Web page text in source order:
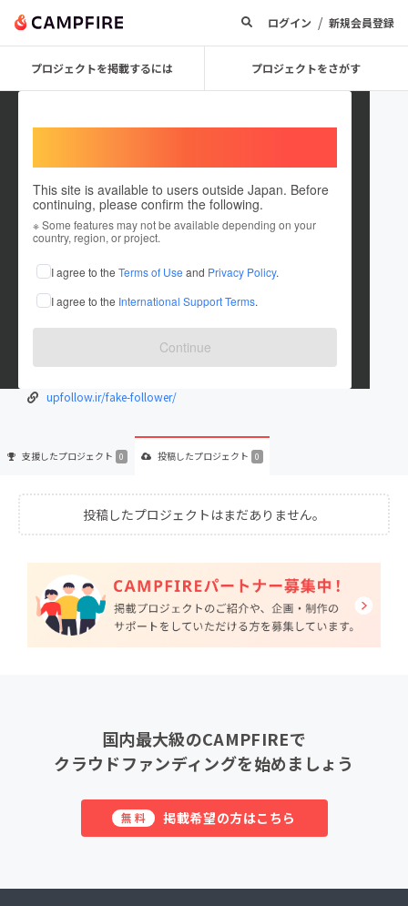
ログイン / 新規会員登録
プロジェクトを掲載するには プロジェクトをさがす
This site is available to users outside Japan. Before
continuing, please confirm the following.
※ Some features may not be available depending on your
country, region, or project.
I agree to the Terms of Use and Privacy Policy.
I agree to the International Support Terms.
Continue
paniya
在住国：日本
出身国：日本
upfollow.ir/fake-follower/
支援したプロジェクト 0 投稿したプロジェクト 0
投稿したプロジェクトはまだありません。
国内最大級のCAMPFIREで
クラウドファンディングを始めましょう
無料 掲載希望の方はこちら